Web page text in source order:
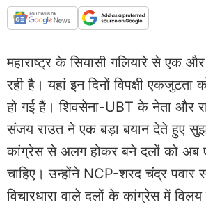
महाराष्ट्र के सियासी गलियारे से एक
रही है। यहां इन दिनों विपक्षी एकजुटता
हो गई हैं। शिवसेना-UBT के नेता और
संजय राउत ने एक बड़ा बयान देते हुए
कांग्रेस से अलग होकर बने दलों को अब
चाहिए। उन्होंने NCP-शरद चंद्र पवार
विचारधारा वाले दलों के कांग्रेस में